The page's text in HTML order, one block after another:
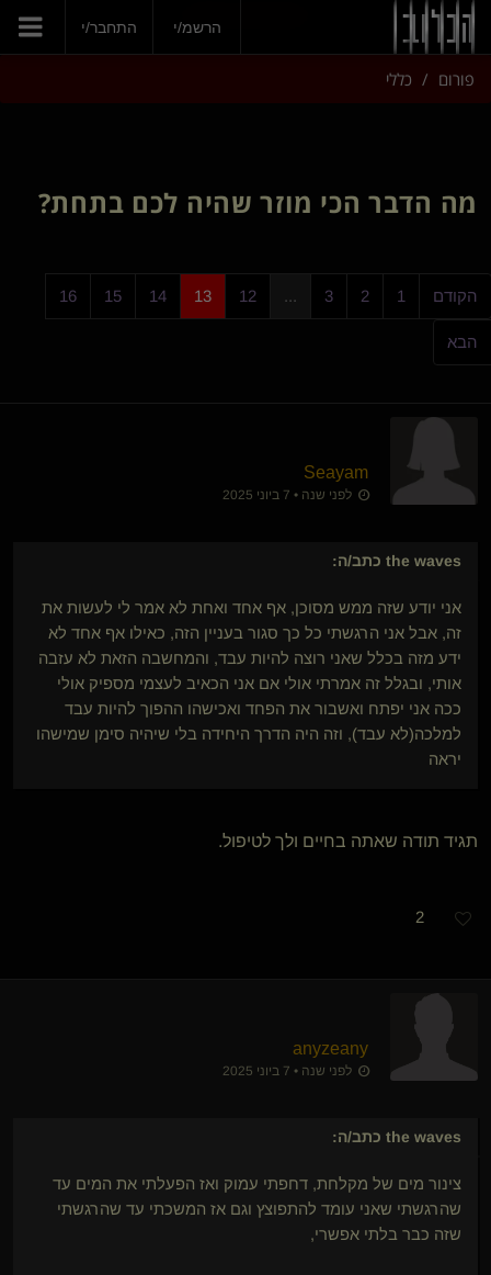
הצטרפי עכשיו
הרשמ/י התחבר/י
פורום כללי
מה הדבר הכי מוזר שהיה לכם בתחת?
הקודם 1
2
3
...
12
13
14
15
16
הבא
Seayam
לפני שנה • 7 ביוני 2025
the waves כתב/ה:
אני יודע שזה ממש מסוכן, אף אחד ואחת לא אמר לי לעשות את
זה, אבל אני הרגשתי כל כך סגור בעניין הזה, כאילו אף אחד לא
ידע מזה בכלל שאני רוצה להיות עבד, והמחשבה הזאת לא עזבה
אותי, ובגלל זה אמרתי אולי אם אני הכאיב לעצמי מספיק אולי
ככה אני יפתח ואשבור את הפחד ואכישהו ההפוך להיות עבד
למלכה(לא עבד), וזה היה הדרך היחידה בלי שיהיה סימן שמישהו
יראה
תגיד תודה שאתה בחיים ולך לטיפול.
2
anyzeany
לפני שנה • 7 ביוני 2025
the waves כתב/ה:
צינור מים של מקלחת, דחפתי עמוק ואז הפעלתי את המים עד
שהרגשתי שאני עומד להתפוצץ וגם אז המשכתי עד שהרגשתי
שזה כבר בלתי אפשרי,